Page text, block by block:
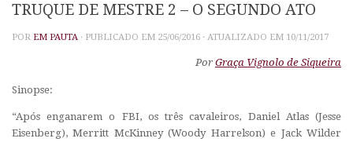
TRUQUE DE MESTRE 2 – O SEGUNDO ATO
POR EM PAUTA · PUBLICADO EM 25/06/2016 · ATUALIZADO EM 10/11/2017
Por Graça Vignolo de Siqueira
Sinopse:
“Após enganarem o FBI, os três cavaleiros, Daniel Atlas (Jesse
Eisenberg), Merritt McKinney (Woody Harrelson) e Jack Wilder